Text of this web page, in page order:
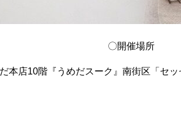
〇開催場所
本店10階『うめだスーク』南街区「セッ